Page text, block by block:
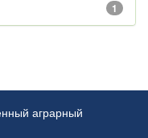
1
аграрный